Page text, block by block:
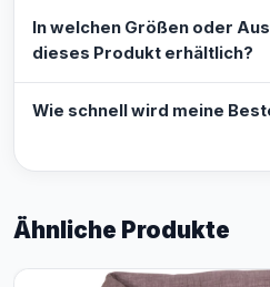
In welchen Größen oder
dieses Produkt erhältlich?
Wie schnell wird meine
Ähnliche Produkte